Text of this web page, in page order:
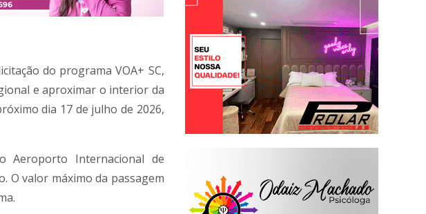
do programa VOA+ SC,
e aproximar o interior da
dia 17 de julho de 2026,
Aeroporto Internacional de
O valor máximo da passagem